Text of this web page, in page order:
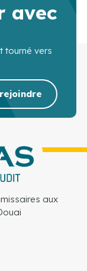
avec
tourné vers
aux